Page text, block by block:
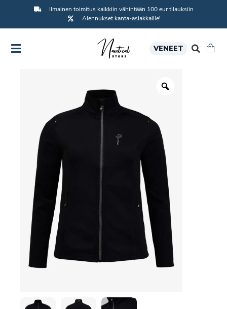
Ilmainen toimitus kaikkiin vähintään 100 eur tilauksiin
Alennukset kanta-asiakkaille!
VENEET